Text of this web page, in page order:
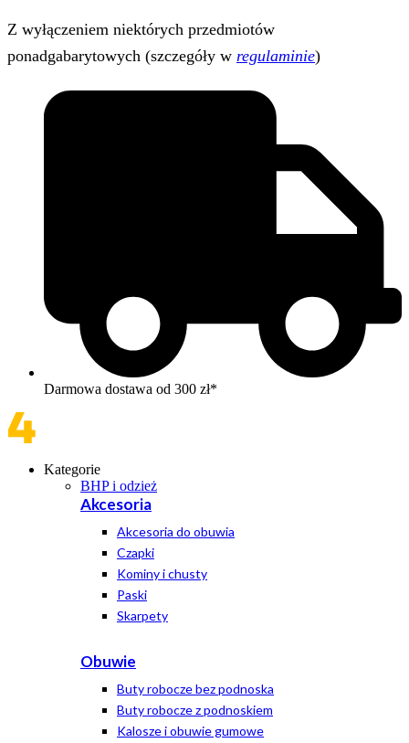
Z wyłączeniem niektórych przedmiotów
ponadgabarytowych (szczegóły w regulaminie)
Darmowa dostawa od 300 zł*
Kategorie
BHP i odzież
Akcesoria
Akcesoria do obuwia
Czapki
Kominy i chusty
Paski
Skarpety
Obuwie
Buty robocze bez podnoska
Buty robocze z podnoskiem
Kalosze i obuwie gumowe